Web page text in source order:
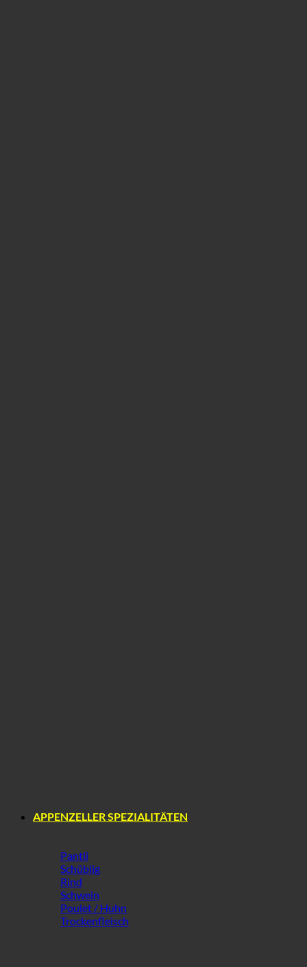
APPENZELLER SPEZIALITÄTEN
Pantli
Schüblig
Rind
Schwein
Poulet / Huhn
Trockenfleisch